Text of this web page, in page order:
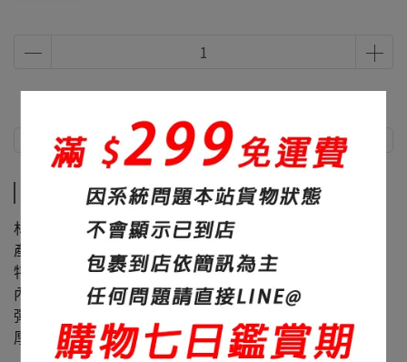
商品介紹 尺寸說明
商品介紹
材質：60%棉+40%聚酯纖維
產地：台灣
特色：面料滑順、內裏舒適
內裏：顆粒大絨布
彈性：微微
厚度：450碼重